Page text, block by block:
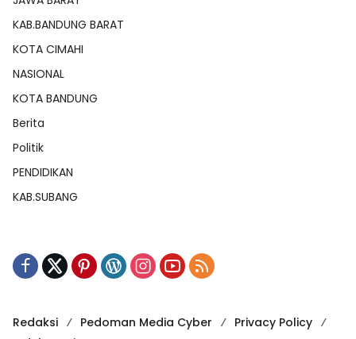
KAB.BANDUNG BARAT
KOTA CIMAHI
NASIONAL
KOTA BANDUNG
Berita
Politik
PENDIDIKAN
KAB.SUBANG
Redaksi Pedoman Media Cyber
Privacy Policy